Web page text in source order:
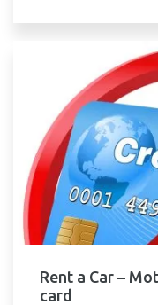
Rent a Car –
card